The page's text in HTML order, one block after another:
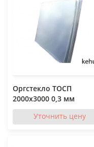
Оргстекло ТОСП
2000x3000 0,3 мм
Уточнить цену